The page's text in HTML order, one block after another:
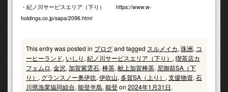
・紀ノ川サービスエリア（下り） https://www.w-
holdings.co.jp/sapa/2096.html
This entry was posted in ブログand tagged スルメイカ, 珠洲, コ
ーヒーランド, いしり , 紀ノ川サービスエリア（下り） , 喫茶店カ
フェムロ, 金沢, 加賀紫雲石, 棒茶, 献上加賀棒茶, 尼御前SA（下
り） , グランスノー奥伊吹, 伊吹山, 多賀SA（上り） , 支援物資, 石
川県漁業協同組合, 能登半島, 能登on 2024年1月31日.